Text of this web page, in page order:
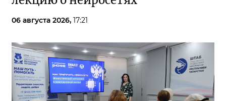
06 августа 2026, 17:21